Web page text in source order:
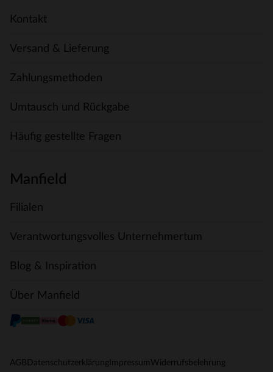
Kontakt
Versand & Lieferung
Zahlungsmethoden
Umtausch und Rückgabe
Häufig gestellte Fragen
Manfield
Filialen
Verantwortungsvolles Unternehmertum
Blog & Inspiration
Über Manfield
AGB Datenschutzerklärung Impressum Widerrufsbelehrung